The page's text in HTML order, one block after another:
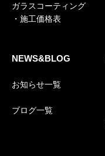
ガラスコーティング
・施工価格表
NEWS&BLOG
お知らせ一覧
ブログ一覧